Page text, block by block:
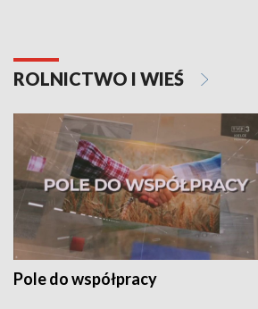
ROLNICTWO I WIEŚ
Pole do współpracy